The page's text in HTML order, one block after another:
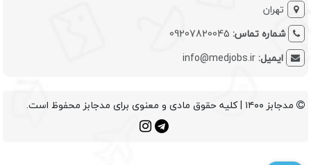
تهران
شماره تماس: 09207820045
ایمیل:info@medjobs.ir
مدجابز ۱۴۰۰ | کلیه حقوق مادی و معنوی برای مدجابز محفوظ است.